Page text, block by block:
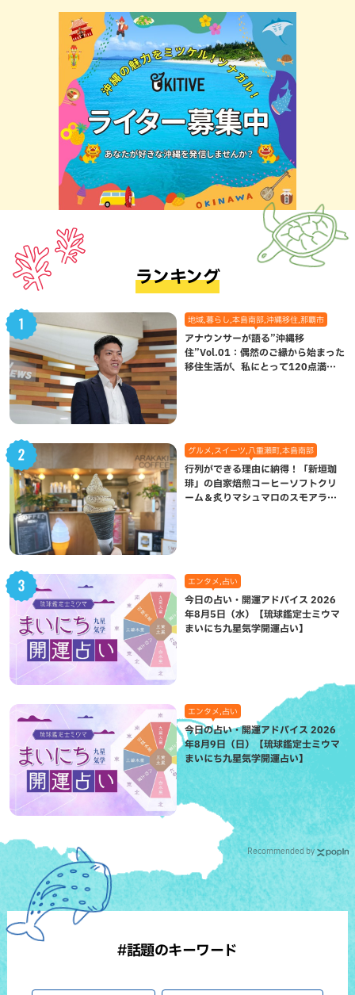
ランキング
地域,暮らし,本島南部,沖縄移住,那覇市
アナウンサーが語る”沖縄移
住”Vol.01：偶然のご縁から始まった
移住生活が、私にとって120点満点
グルメ,スイーツ,八重瀬町,本島南部
行列ができる理由に納得！「新垣珈
琲」の自家焙煎コーヒーソフトクリ
ーム＆炙りマシュマロのスモアラテ
エンタメ,占い
今日の占い・開運アドバイス 2026
年8月5日（水）【琉球鑑定士ミウマ
まいにち九星気学開運占い】
エンタメ,占い
今日の占い・開運アドバイス 2026
年8月9日（日）【琉球鑑定士ミウマ
まいにち九星気学開運占い】
Recommended by
#話題のキーワード